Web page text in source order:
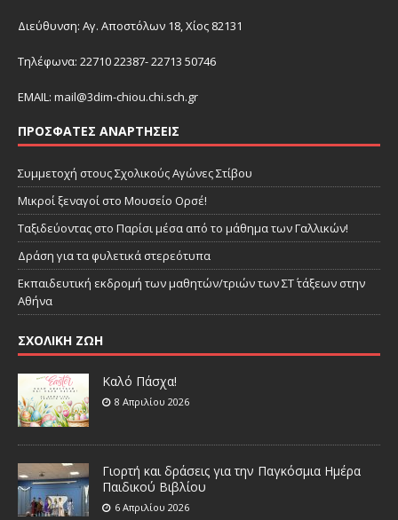
Διεύθυνση: Αγ. Αποστόλων 18, Χίος 82131
Τηλέφωνα: 22710 22387- 22713 50746
EMAIL: mail@3dim-chiou.chi.sch.gr
ΠΡΌΣΦΑΤΕΣ ΑΝΑΡΤΉΣΕΙΣ
Συμμετοχή στους Σχολικούς Αγώνες Στίβου
Μικροί ξεναγοί στο Μουσείο Ορσέ!
Ταξιδεύοντας στο Παρίσι μέσα από το μάθημα των Γαλλικών!
Δράση για τα φυλετικά στερεότυπα
Εκπαιδευτική εκδρομή των μαθητών/τριών των ΣΤ΄ τάξεων στην
Αθήνα
ΣΧΟΛΙΚΗ ΖΩΗ
Καλό Πάσχα!
8 Απριλίου 2026
Γιορτή και δράσεις για την Παγκόσμια Ημέρα
Παιδικού Βιβλίου
6 Απριλίου 2026